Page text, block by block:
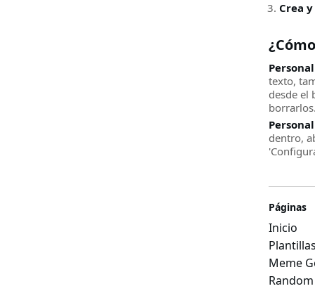
Crea
texto,
desde el
dentro,
Páginas
Inicio
Meme
Random